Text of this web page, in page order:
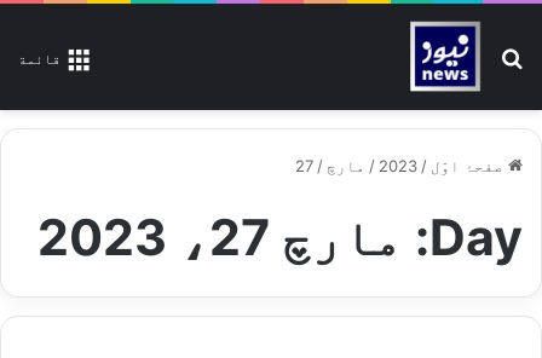
قائمة تلاش کیجیے
صفحۂ اوّل /
2023
/ مارچ /
27
Day: مارچ 27، 2023